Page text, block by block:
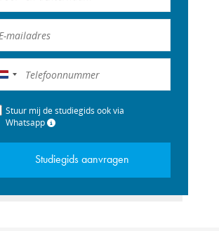
Nederland
+31
Stuur mij de studiegids ook via
Whatsapp
Studiegids aanvragen